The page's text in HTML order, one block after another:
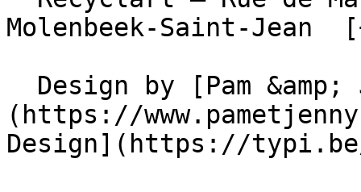
Molenbeek-Saint-
(https://
Design](https://